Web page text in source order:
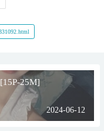
25M]
2024-06-12